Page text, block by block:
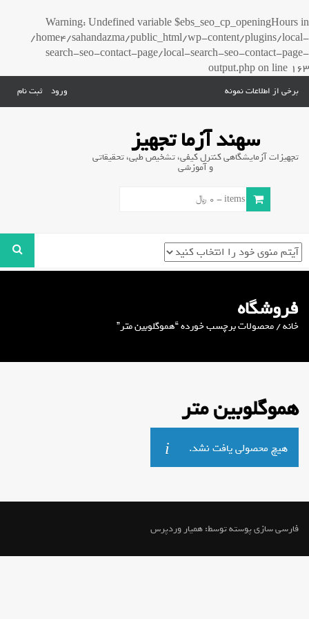
Warning: Undefined variable $ebs_seo_cp_openingHours in
/home4/sahandazma/public_html/wp-content/plugins/local-
search-seo-contact-page/local-search-seo-contact-page-
output.phpon line 163
برخی از اطلاعات نمونه ورود ثبت نام
سهند آزما تجهیز
تجهیزات آزمایشگاهی کنترل کیفی، تشخیص طبی، تحقیقاتی
و آموزشی
0 ﷼
فروشگاه
خانه/ محصولات برچسب خورده “هموگلوبین متر”
هموگلوبین متر
هیچ محصولی یافت نشد.
فارسی سازی پوسته توسط:همیار وردپرس